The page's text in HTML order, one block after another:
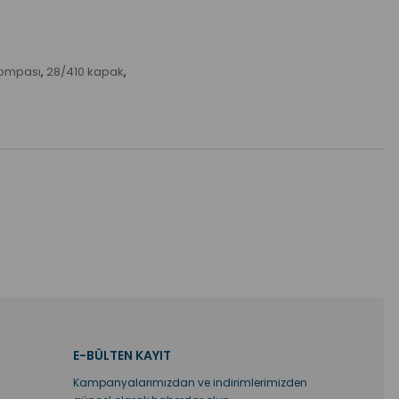
, 28/410 kapak,
E-BÜLTEN KAYIT
Kampanyalarımızdan ve indirimlerimizden